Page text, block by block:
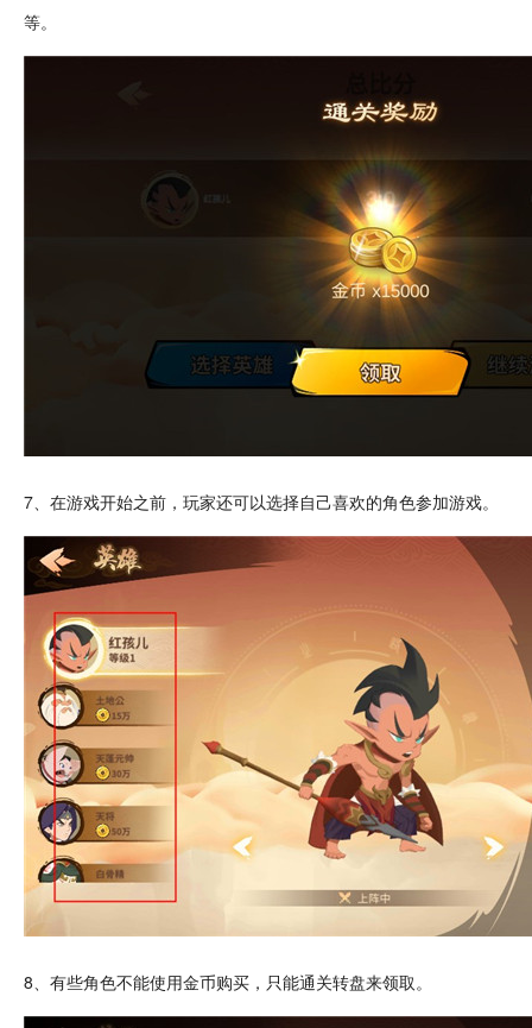
等。
7、在游戏开始之前，玩家还可以选择自己喜欢的角色参加游戏。
8、有些角色不能使用金币购买，只能通关转盘来领取。